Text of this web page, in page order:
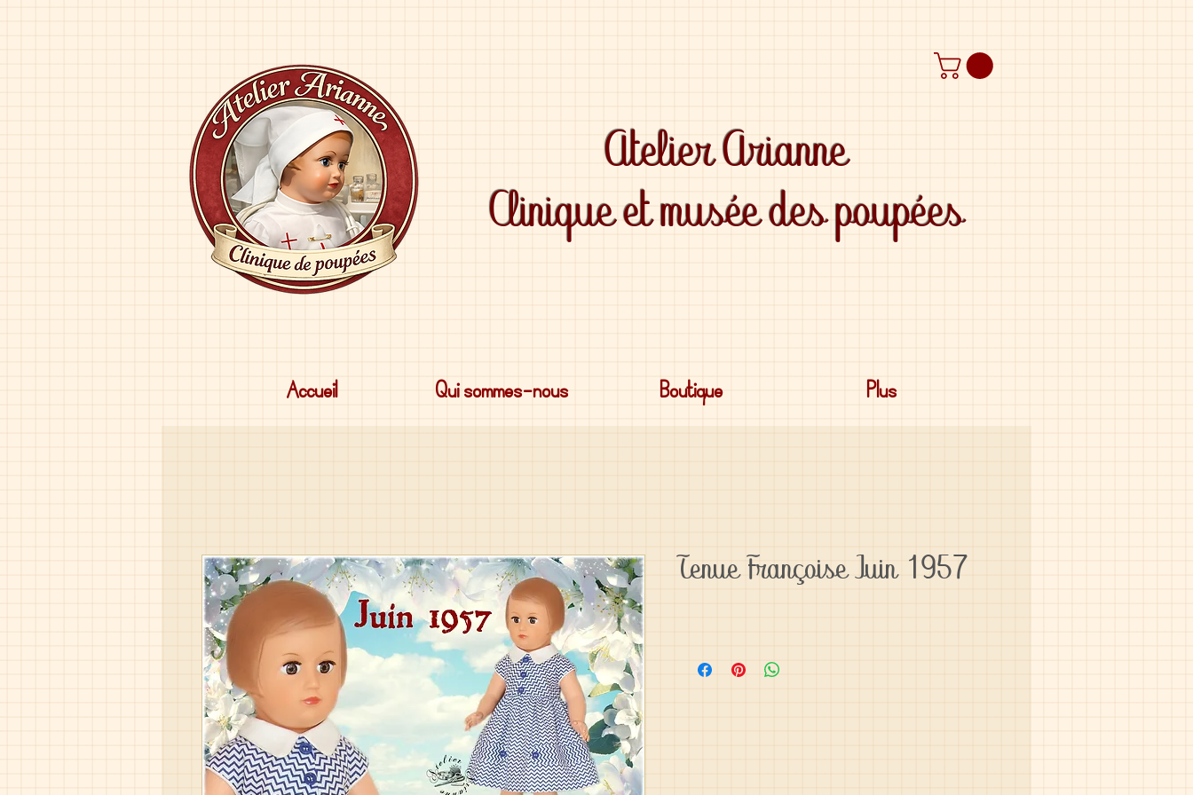
Atelier Arianne
Clinique et musée des poupées
Accueil Qui sommes-nous Boutique Plus
Tenue Françoise Juin 1957